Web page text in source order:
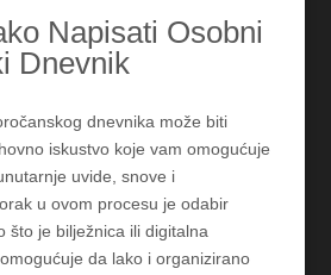
Napisati Osobni
Dnevnik
dnevnika može biti
iskustvo koje vam omogućuje
uvide, snove i
u ovom procesu je odabir
što je bilježnica ili digitalna
da lako i organizirano